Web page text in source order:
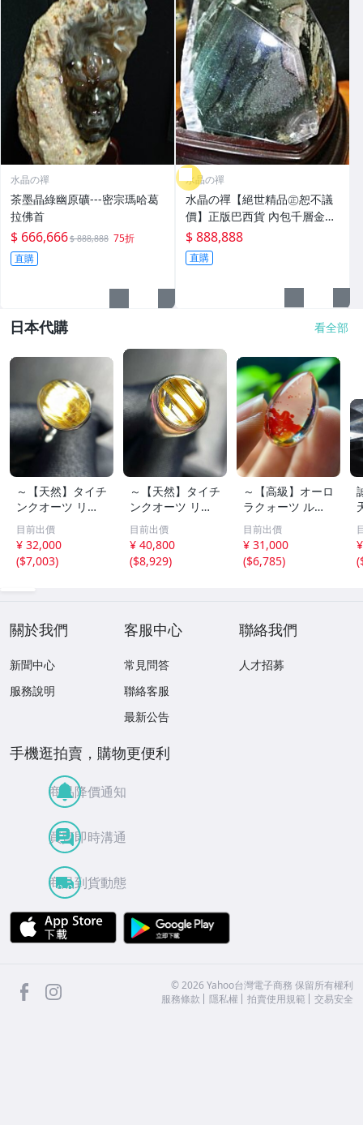
水晶の禪
茶墨晶綠幽原礦---密宗瑪哈葛
拉佛首
$ 666,666$ 888,888 75折
直購
水晶の禪
水晶の禪【絕世精品㊣恕不議
價】正版巴西貨 內包千層金字
塔 金沙綠幽.粉幽 骨幹水晶
$ 888,888
直購
日本代購 看全部
～【天然】タイチ
ンクオーツ リン
グ s925 3.1g
目前出價
¥ 32,000
($7,003)
～【天然】タイチ
ンクオーツ リン
グ s925 3.9g
目前出價
¥ 40,800
($8,929)
～【高級】オーロ
ラクォーツ ルー
ス 3.9g
目前出價
¥ 31,000
($6,785)
(
關於我們
新聞中心
服務說明
客服中心
常見問答
聯絡客服
最新公告
聯絡我們
人才招募
手機逛拍賣，購物更便利
商品降價通知
買賣即時溝通
商品到貨動態
APP Store
facebook ©2026 Yahoo台灣電子商務 保留所有權利
服務條款
隱私權 拍賣使用規範 交易安全